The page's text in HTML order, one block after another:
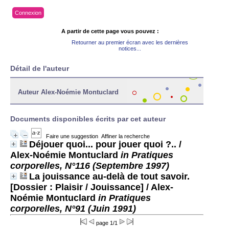
Connexion
A partir de cette page vous pouvez :
Retourner au premier écran avec les dernières
notices...
Détail de l'auteur
Auteur Alex-Noémie Montuclard
Documents disponibles écrits par cet auteur
Faire une suggestion Affiner la recherche
Déjouer quoi... pour jouer quoi ?.. /
Alex-Noémie Montuclard in Pratiques
corporelles, N°116 (Septembre 1997)
La jouissance au-delà de tout savoir.
[Dossier : Plaisir / Jouissance] / Alex-
Noémie Montuclard in Pratiques
corporelles, N°91 (Juin 1991)
page 1/1